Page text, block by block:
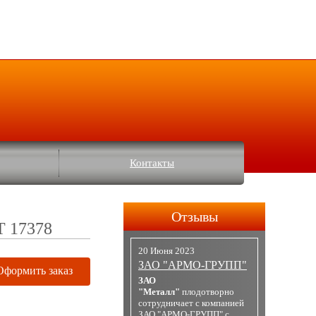
Контакты
17378
заказ
Отзывы
20 Июня 2023
ЗАО "АРМО-ГРУПП"
ЗАО
"Металл" плодотворно
сотрудничает с компанией